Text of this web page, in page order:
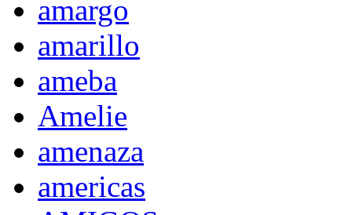
amargo
amarillo
ameba
Amelie
amenaza
americas